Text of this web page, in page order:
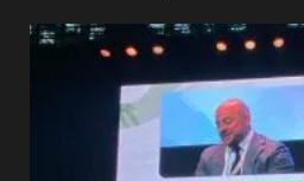
EİB’DE
DEĞİŞECEK?